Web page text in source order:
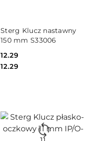
Sterg Klucz nastawny
150 mm S33006
Cena:
12.29
Cena:
12.29